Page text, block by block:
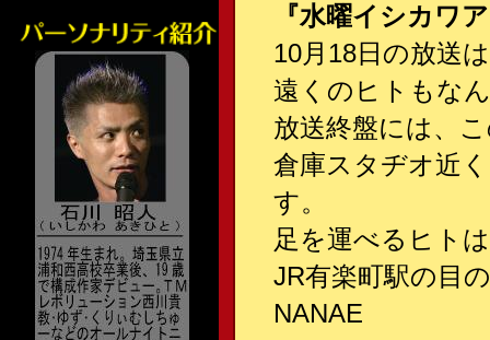
『水曜イシカワ
10月18日の放送
遠くのヒトもな
放送終盤には、
倉庫スタヂオ近
す。
足を運べるヒト
JR有楽町駅の目
NANAE